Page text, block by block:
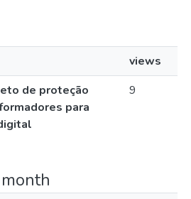
views
de proteção
para
9